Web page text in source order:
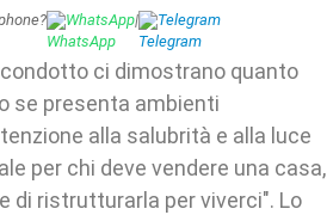
WhatsApp| Telegram
ci dimostrano quanto
se presenta ambienti
alla salubrità e alla luce
per chi deve vendere una casa,
di ristrutturarla per viverci". Lo